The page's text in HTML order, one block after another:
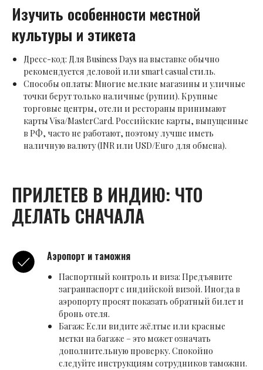
Изучить особенности местной
культуры и этикета
Дресс-код: Для Business Days на выставке обычно
рекомендуется деловой или smart casual стиль.
Способы оплаты: Многие мелкие магазины и уличные
точки берут только наличные (рупии). Крупные
торговые центры, отели и рестораны принимают
карты Visa/MasterCard. Российские карты, выпущенные
в РФ, часто не работают, поэтому лучше иметь
наличную валюту (INR или USD/Euro для обмена).
ПРИЛЕТЕВ В ИНДИЮ: ЧТО
ДЕЛАТЬ СНАЧАЛА
Аэропорт и таможня
Паспортный контроль и виза: Предъявите
загранпаспорт с индийской визой. Иногда в
аэропорту просят показать обратный билет и
бронь отеля.
Багаж: Если видите жёлтые или красные
метки на багаже – это может означать
дополнительную проверку. Спокойно
следуйте инструкциям сотрудников таможни.